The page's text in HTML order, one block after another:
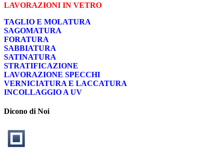
LAVORAZIONI IN VETRO
TAGLIO E MOLATURA
SAGOMATURA
FORATURA
SABBIATURA
SATINATURA
STRATIFICAZIONE
LAVORAZIONE SPECCHI
VERNICIATURA E LACCATURA
INCOLLAGGIO A UV
Dicono di Noi